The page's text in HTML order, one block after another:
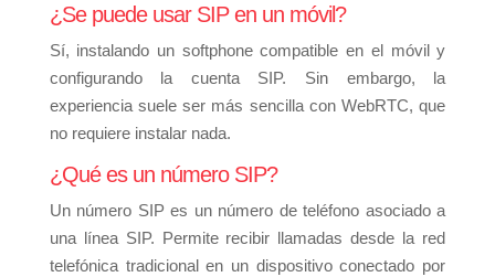
¿Se puede usar SIP en un móvil?
Sí, instalando un softphone compatible en el móvil y
configurando la cuenta SIP. Sin embargo, la
experiencia suele ser más sencilla con WebRTC, que
no requiere instalar nada.
¿Qué es un número SIP?
Un número SIP es un número de teléfono asociado a
una línea SIP. Permite recibir llamadas desde la red
telefónica tradicional en un dispositivo conectado por